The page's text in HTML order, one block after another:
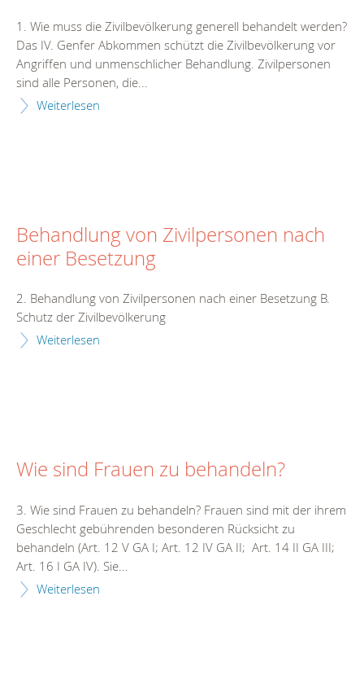
1. Wie muss die Zivilbevölkerung generell behandelt werden?
Das IV. Genfer Abkommen schützt die Zivilbevölkerung vor
Angriffen und unmenschlicher Behandlung. Zivilpersonen
sind alle Personen, die...
Weiterlesen
Behandlung von Zivilpersonen nach
einer Besetzung
2. Behandlung von Zivilpersonen nach einer Besetzung B.
Schutz der Zivilbevölkerung
Weiterlesen
Wie sind Frauen zu behandeln?
3. Wie sind Frauen zu behandeln? Frauen sind mit der ihrem
Geschlecht gebührenden besonderen Rücksicht zu
behandeln (Art. 12 V GA I; Art. 12 IV GA II; Art. 14 II GA III;
Art. 16 I GA IV). Sie...
Weiterlesen